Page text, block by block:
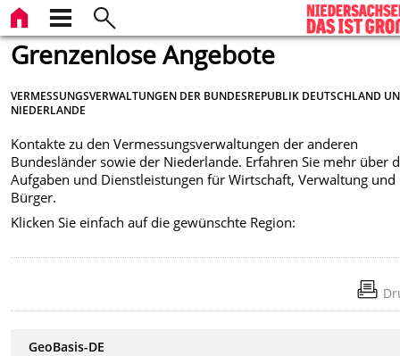
Grenzenlose Angebote
VERMESSUNGSVERWALTUNGEN DER BUNDESREPUBLIK DEUTSCHLAND
NIEDERLANDE
Kontakte zu den Vermessungsverwaltungen der anderen
Bundesländer sowie der Niederlande. Erfahren Sie mehr über
Aufgaben und Dienstleistungen für Wirtschaft, Verwaltung und
Bürger.
Klicken Sie einfach auf die gewünschte Region:
GeoBasis-DE